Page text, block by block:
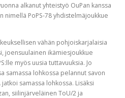
alkanut yhteistyö OuPan kanssa
nimellä PoPS-78 yhdistelmäjoukkue
vähän pohjoiskarjalaisia
joensuulainen ikämiesjoukkue
myös uusia tuttavuuksia. Jo
samassa lohkossa pelannut savon
samassa lohkossa. Lisäksi
siilinjärveläinen ToU/2 ja